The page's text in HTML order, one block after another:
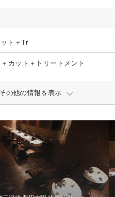
ト＋Tr
カット＋トリートメント
その他の情報を表示